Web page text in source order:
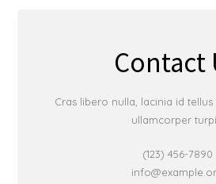
Contact
Cras libero nulla, lacinia id
ullamcorper
(123) 456-7890